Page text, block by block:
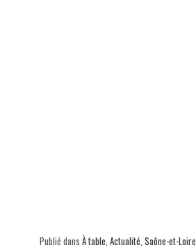
Publié dans À table, Actualité, Saône-et-Loire